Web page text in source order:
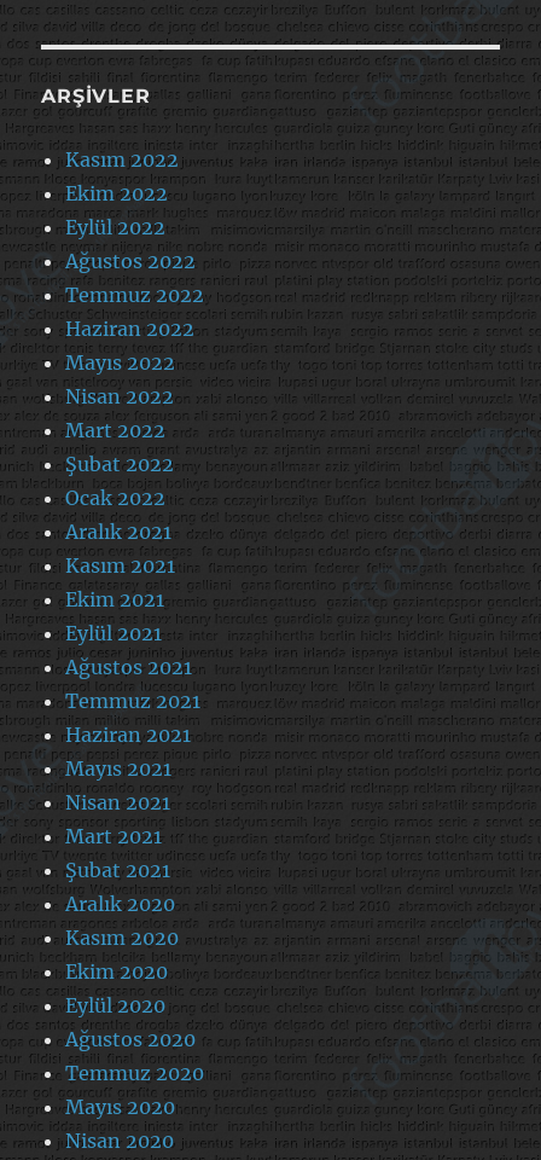
ARŞIVLER
Kasım 2022
Ekim 2022
Eylül 2022
Ağustos 2022
Temmuz 2022
Haziran 2022
Mayıs 2022
Nisan 2022
Mart 2022
Şubat 2022
Ocak 2022
Aralık 2021
Kasım 2021
Ekim 2021
Eylül 2021
Ağustos 2021
Temmuz 2021
Haziran 2021
Mayıs 2021
Nisan 2021
Mart 2021
Şubat 2021
Aralık 2020
Kasım 2020
Ekim 2020
Eylül 2020
Ağustos 2020
Temmuz 2020
Mayıs 2020
Nisan 2020